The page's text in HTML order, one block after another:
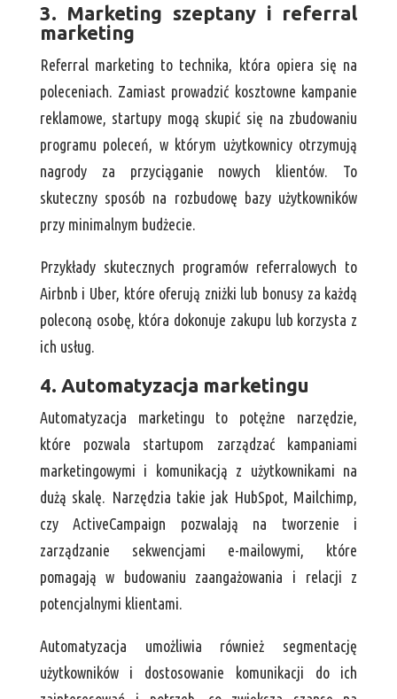
3. Marketing szeptany i referral
marketing
Referral marketing to technika, która opiera się na
poleceniach. Zamiast prowadzić kosztowne kampanie
reklamowe, startupy mogą skupić się na zbudowaniu
programu poleceń, w którym użytkownicy otrzymują
nagrody za przyciąganie nowych klientów. To
skuteczny sposób na rozbudowę bazy użytkowników
przy minimalnym budżecie.
Przykłady skutecznych programów referralowych to
Airbnb i Uber, które oferują zniżki lub bonusy za każdą
poleconą osobę, która dokonuje zakupu lub korzysta z
ich usług.
4. Automatyzacja marketingu
Automatyzacja marketingu to potężne narzędzie,
które pozwala startupom zarządzać kampaniami
marketingowymi i komunikacją z użytkownikami na
dużą skalę. Narzędzia takie jak HubSpot, Mailchimp,
czy ActiveCampaign pozwalają na tworzenie i
zarządzanie sekwencjami e-mailowymi, które
pomagają w budowaniu zaangażowania i relacji z
potencjalnymi klientami.
Automatyzacja umożliwia również segmentację
użytkowników i dostosowanie komunikacji do ich